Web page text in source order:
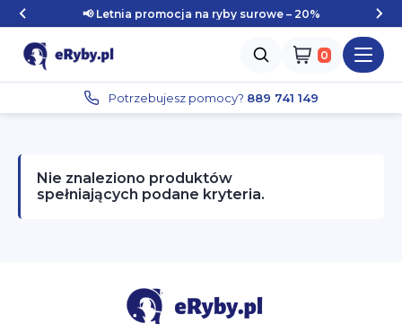
📢 Letnia promocja na ryby surowe – 20%
… Zaloguj się
Potrzebujesz pomocy? 889 741 149
Nie znaleziono produktów
spełniających podane kryteria.